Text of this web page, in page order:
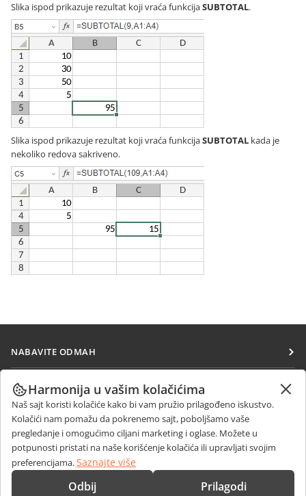
Slika ispod prikazuje rezultat koji vraća funkcijaSUBTOTAL.
Slika ispod prikazuje rezultat koji vraća funkcijaSUBTOTAL kada je
nekoliko redova sakriveno.
NABAVITE ODMAH
Docs
DocSpace
Workspace
Konektori
Desktop aplikacije
Mobilne aplikacije
SARAĐUJTE
Za doprinosioce
Za prevodioce
Za influensere
Slobodna radna mesta
PRIMAJTE VESTI
Blog
DOBIJTE POMOĆ
Forum
KONTAKTIRAJTE NAS
Harmonija u vašim kolačićima
Naš sajt koristi kolačiće kako bi vam pružio prilagođeno iskustvo.
Kolačići nam pomažu da pokrenemo sajt, poboljšamo vaše
pregledanje i omogućimo ciljani marketing i oglase. Možete u
potpunosti pristati na naše korišćenje kolačića ili upravljati svojim
preferencijama.Saznajte više
Odbij Prilagodi